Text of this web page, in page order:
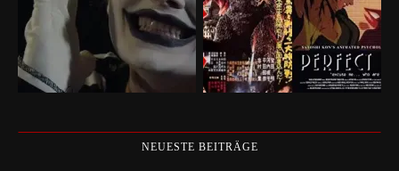
NEUESTE BEITRÄGE